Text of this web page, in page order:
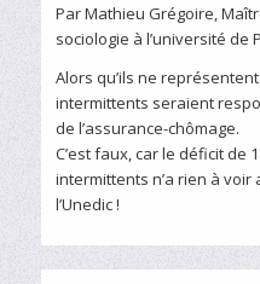
Par Mathieu Grégoire,
sociologie à l’université de
Alors qu’ils ne
intermittents seraient
de l’assurance-chômage.
C’est faux, car le déficit de
intermittents n’a rien à voir
l’Unedic !